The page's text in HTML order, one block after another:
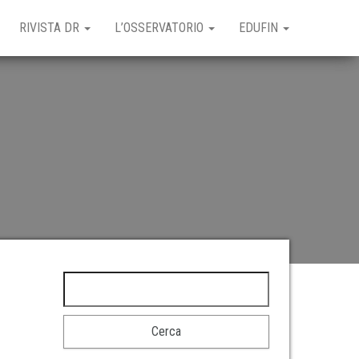
RIVISTA DR L’OSSERVATORIO EDUFIN